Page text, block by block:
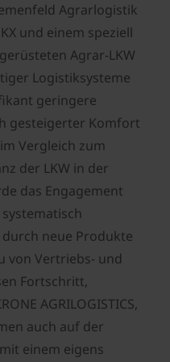
Agrarlogistik
und einem speziell
Agrar-LKW
Logistiksysteme
geringere
gesteigerter Komfort
Vergleich zum
der LKW in der
das Engagement
neue Produkte
von Vertriebs- und
Fortschritt,
AGRILOGISTICS,
auch auf der
einem eigens